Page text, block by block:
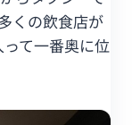
くの飲食店が
て一番奥に位